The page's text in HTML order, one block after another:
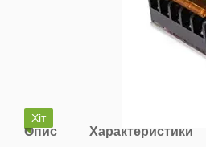
Хіт
Опис Характеристики